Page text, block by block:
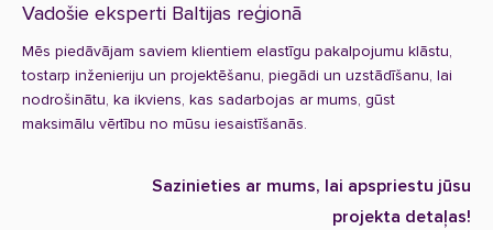
Vadošie eksperti Baltijas reģionā
Mēs piedāvājam saviem klientiem elastīgu pakalpojumu klāstu,
tostarp inženieriju un projektēšanu, piegādi un uzstādīšanu, lai
nodrošinātu, ka ikviens, kas sadarbojas ar mums, gūst
maksimālu vērtību no mūsu iesaistīšanās.
Sazinieties ar mums, lai apspriestu jūsu
projekta detaļas!